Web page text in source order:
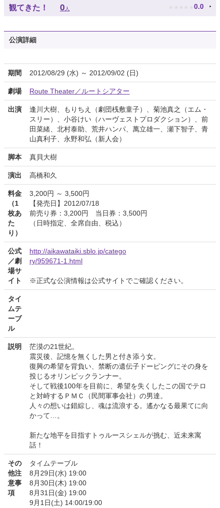
観てきた！ 0人 ★ ★ ★ ★ ★ 0.0
公演詳細
期間 2012/08/29 (水) ～ 2012/09/02 (日)
劇場 Route Theater／ルートシアター
出演
逢川大樹、もりちえ（劇団桟敷童子）、菊池真之（エム・
スリー）、小谷けい（ハーヴェストプロダクション）、前
田菜緒、北村泰助、荒井ハンパ、萬立雄一、瀬下智子、青
山真利子、永野和弘（新人会）
脚本 真貝大樹
演出 高橋和久
料金
（1
枚あ
た
り）
3,200円 ～ 3,500円
【発売日】2012/07/18
前売り券：3,200円 当日券：3,500円
（日時指定、全席自由、税込）
公式
／劇
場サ
イト
http://aikawataiki.sblo.jp/catego
ry/959671-1.html
※正式な公演情報は公式サイトでご確認ください。
タイ
ムテ
ーブ
ル
説明
茫漠の21世紀。
震災後、記憶を無くした男と付き添う女。
復興の希望を背負い、禁断の遺伝子ドーピングにその身を
投じるオリンピックランナー。
そして戦後100年を目前に、希望を失くしたこの国でテロ
と対峙するＰＭＣ（民間軍事会社）の男達。
人々の想いは錯綜し、魂は流浪する。遙かなる最果てに向
かって…。
新たな地平を目指すトゥルースシェルが挑む、近未来寓
話！
その
他注
意事
項
タイムテーブル
8月29日(水) 19:00
8月30日(木) 19:00
8月31日(金) 19:00
9月1日(土) 14:00/19:00